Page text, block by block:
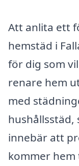
Att anlita ett
hemstäd i
för dig som
renare hem
med
hushållsstäd,
innebär att
kommer